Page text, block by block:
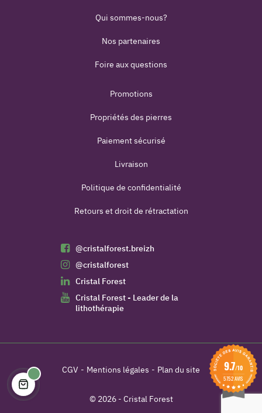
Qui sommes-nous?
Nos partenaires
Foire aux questions
Promotions
Propriétés des pierres
Paiement sécurisé
Livraison
Politique de confidentialité
Retours et droit de rétractation
@cristalforest.breizh
@cristalforest
Cristal Forest
Cristal Forest - Leader de la
lithothérapie
CGV Mentions légales Plan du site
© 2026 - Cristal Forest
9.7/10
5752 AVIS